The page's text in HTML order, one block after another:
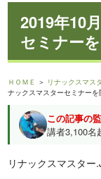
2019年10
セミナー
ＨＯＭＥ ＞ リナックスマス
ナックスマスターセミナーを
この記事の
講者3,100名
リナックスマスター